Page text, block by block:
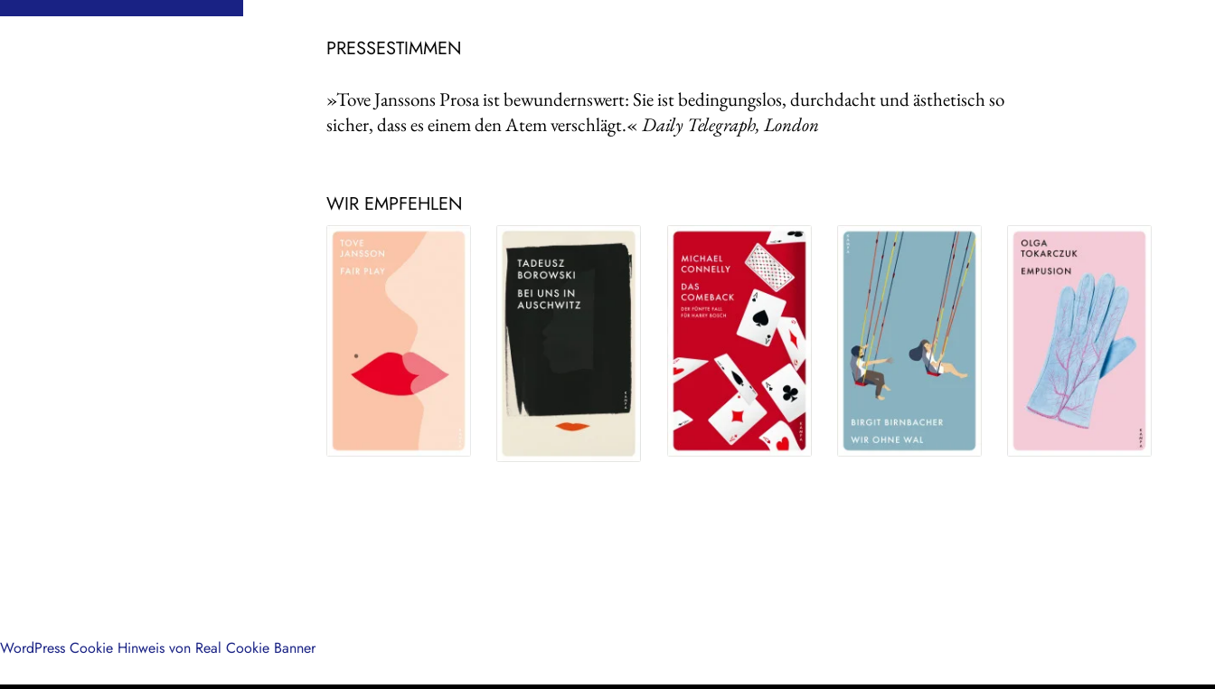
PRESSESTIMMEN
»Tove Janssons Prosa ist bewundernswert: Sie ist bedingungslos, durchdacht und ästhetisch so
sicher, dass es einem den Atem verschlägt.«Daily Telegraph, London
WIR EMPFEHLEN
WordPress Cookie Hinweis von Real Cookie Banner